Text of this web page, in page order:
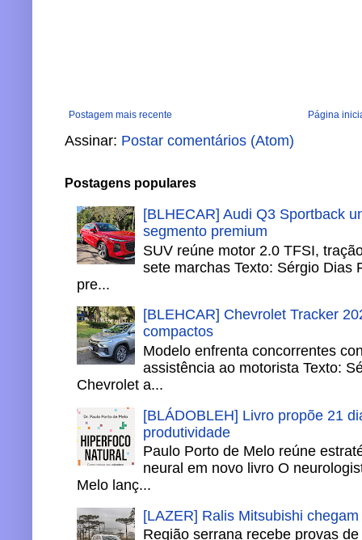
Postagem mais recente Página
Assinar: Postar comentários (Atom)
Postagens populares
[BLHECAR] Audi Q3 Sportback
segmento premium
SUV reúne motor 2.0 TFSI,
sete marchas Texto: Sérgio Dias
pre...
[BLEHCAR] Chevrolet Tracker
compactos
Modelo enfrenta concorrentes
assistência ao motorista Texto:
Chevrolet a...
[BLÁDOBLEH] Livro propõe 21
produtividade
Paulo Porto de Melo reúne
neural em novo livro O
Melo lanç...
[LAZER] Ralis Mitsubishi
Região serrana recebe provas